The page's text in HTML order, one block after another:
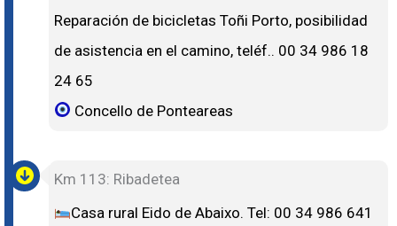
Reparación de bicicletas Toñi Porto, posibilidad
de asistencia en el camino, teléf.. 00 34 986 18
24 65
Concello de Ponteareas
Km 113: Ribadetea
Casa rural Eido de Abaixo. Tel: 00 34 986 641